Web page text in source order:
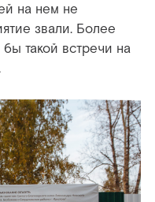
на нем не
звали. Более
бы такой встречи на